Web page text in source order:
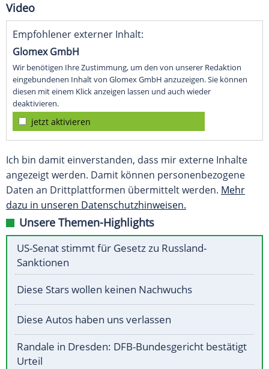
Video
Empfohlener externer Inhalt:
Glomex GmbH
Wir benötigen Ihre Zustimmung, um den von unserer Redaktion
eingebundenen Inhalt von Glomex GmbH anzuzeigen. Sie können
diesen mit einem Klick anzeigen lassen und auch wieder
deaktivieren.
jetzt aktivieren
Ich bin damit einverstanden, dass mir externe Inhalte
angezeigt werden. Damit können personenbezogene
Daten an Drittplattformen übermittelt werden. Mehr
dazu in unseren Datenschutzhinweisen.
Unsere Themen-Highlights
US-Senat stimmt für Gesetz zu Russland-
Sanktionen
Diese Stars wollen keinen Nachwuchs
Diese Autos haben uns verlassen
Randale in Dresden: DFB-Bundesgericht bestätigt
Urteil